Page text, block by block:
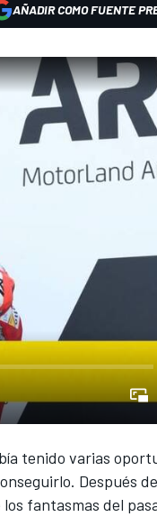
AÑADIR COMO FUENTE
tenido varias
Después
fantasmas del